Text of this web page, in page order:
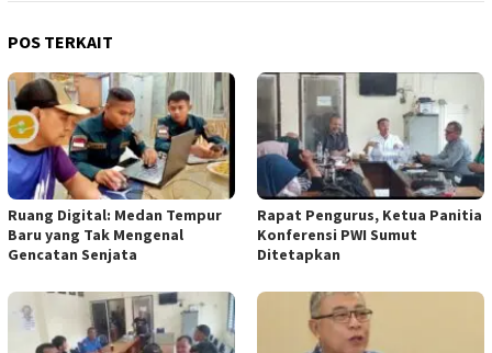
POS TERKAIT
Ruang Digital: Medan Tempur
Baru yang Tak Mengenal
Gencatan Senjata
Rapat Pengurus, Ketua Panitia
Konferensi PWI Sumut
Ditetapkan